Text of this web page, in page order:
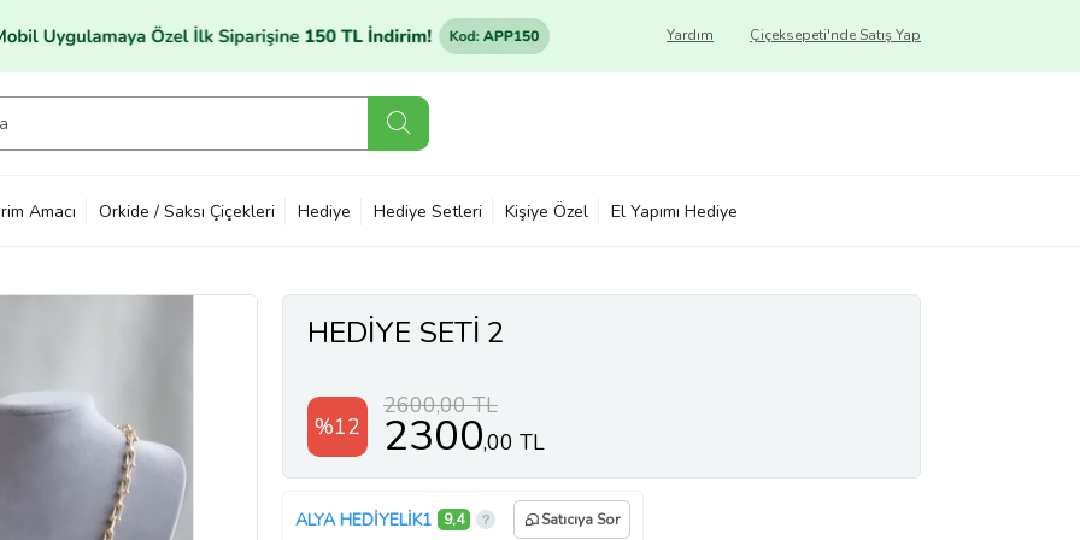
Çiçeksepeti'nde Satış Yap
Yardım
Amacı Orkide / Saksı Çiçekleri Hediye Hediye Setleri Kişiye Özel El Yapımı Hediye
HEDİYE SETİ 2
%12
2600,00 TL
2300,00 TL
ALYA HEDİYELİK1 9,4 Satıcıya Sor